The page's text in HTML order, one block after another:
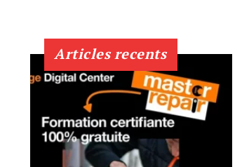
Articles recents